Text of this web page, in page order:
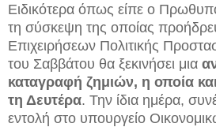
Ειδικότερα όπως είπε ο
τη σύσκεψη της οποίας
Επιχειρήσεων Πολιτικής
του Σαββάτου θα ξεκινήσει μια
καταγραφή ζημιών, η οποία
τη Δευτέρα. Την ίδια ημέρα,
εντολή στο υπουργείο